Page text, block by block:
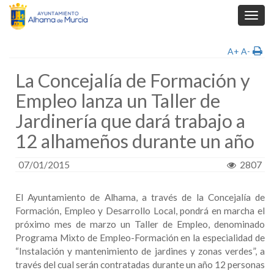
A+ A-
La Concejalía de Formación y
Empleo lanza un Taller de
Jardinería que dará trabajo a
12 alhameños durante un año
07/01/2015 2807
El Ayuntamiento de Alhama, a través de la Concejalía de
Formación, Empleo y Desarrollo Local, pondrá en marcha el
próximo mes de marzo un Taller de Empleo, denominado
Programa Mixto de Empleo-Formación en la especialidad de
“Instalación y mantenimiento de jardines y zonas verdes”, a
través del cual serán contratadas durante un año 12 personas